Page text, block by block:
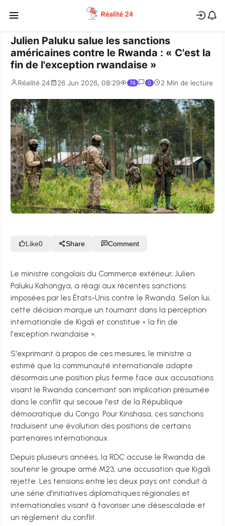
Julien Paluku salue les sanctions
américaines contre le Rwanda : « C'est la
fin de l'exception rwandaise »
Réalité 24 26 Jun 2026, 08:29 74 0 2 Min de lecture
Like0 Share Comment
Le ministre congolais du Commerce extérieur, Julien
Paluku Kahongya, a réagi aux récentes sanctions
imposées par les États-Unis contre le Rwanda. Selon lui,
cette décision marque un tournant dans la perception
internationale de Kigali et constitue « la fin de
l'exception rwandaise ».
S'exprimant à propos de ces mesures, le ministre a
estimé que la communauté internationale adopte
désormais une position plus ferme face aux accusations
visant le Rwanda concernant son implication présumée
dans le conflit qui secoue l'est de la République
démocratique du Congo. Pour Kinshasa, ces sanctions
traduisent une évolution des positions de certains
partenaires internationaux.
Depuis plusieurs années, la RDC accuse le Rwanda de
soutenir le groupe armé M23, une accusation que Kigali
rejette. Les tensions entre les deux pays ont conduit à
une série d'initiatives diplomatiques régionales et
internationales visant à favoriser une désescalade et
un règlement du conflit.